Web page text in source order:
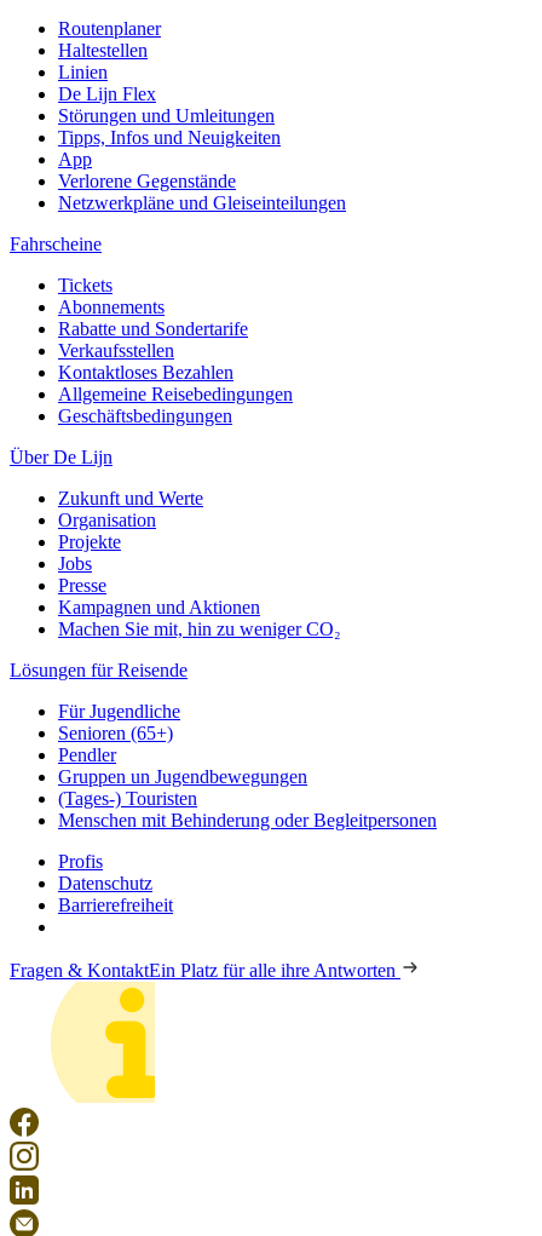
Routenplaner
Haltestellen
Linien
De Lijn Flex
Störungen und Umleitungen
Tipps, Infos und Neuigkeiten
App
Verlorene Gegenstände
Netzwerkpläne und Gleiseinteilungen
Fahrscheine
Tickets
Abonnements
Rabatte und Sondertarife
Verkaufsstellen
Kontaktloses Bezahlen
Allgemeine Reisebedingungen
Geschäftsbedingungen
Über De Lijn
Zukunft und Werte
Organisation
Projekte
Jobs
Presse
Kampagnen und Aktionen
Machen Sie mit, hin zu weniger CO₂
Lösungen für Reisende
Für Jugendliche
Senioren (65+)
Pendler
Gruppen un Jugendbewegungen
(Tages-) Touristen
Menschen mit Behinderung oder Begleitpersonen
Profis
Datenschutz
Barrierefreiheit
Fragen & KontaktEin Platz für alle ihre Antworten